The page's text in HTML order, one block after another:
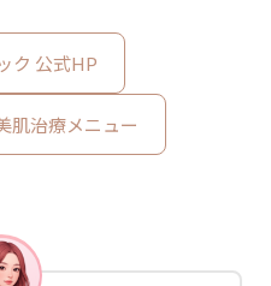
ク 公式HP
肌治療メニュー